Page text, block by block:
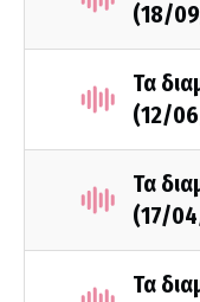
(18/
Τα
(12/
Τα
(17/
Τα